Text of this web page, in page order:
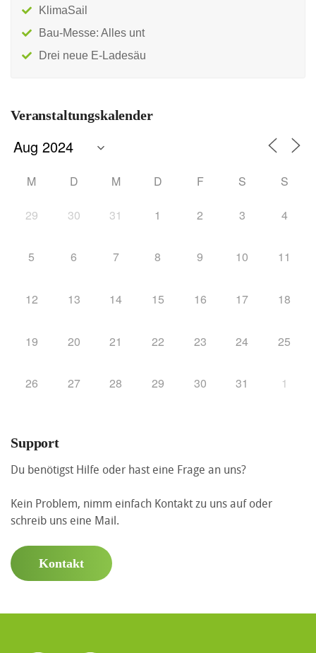
KlimaSail
Bau-Messe: Alles unt
Drei neue E-Ladesäu
Veranstaltungskalender
M D M D F S S
29 30 31 1 2 3 4
5 6 7 8 9 10 11
12 13 14 15 16 17 18
19 20 21 22 23 24 25
26 27 28 29 30 31 1
Support
Du benötigst Hilfe oder hast eine Frage an uns?
Kein Problem, nimm einfach Kontakt zu uns auf oder
schreib uns eine Mail.
Kontakt